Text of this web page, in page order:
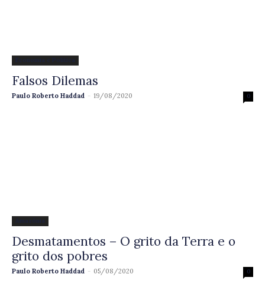
Economia e Política
Falsos Dilemas
Paulo Roberto Haddad - 19/08/2020 0
Amazônia
Desmatamentos – O grito da Terra e o
grito dos pobres
Paulo Roberto Haddad - 05/08/2020 0